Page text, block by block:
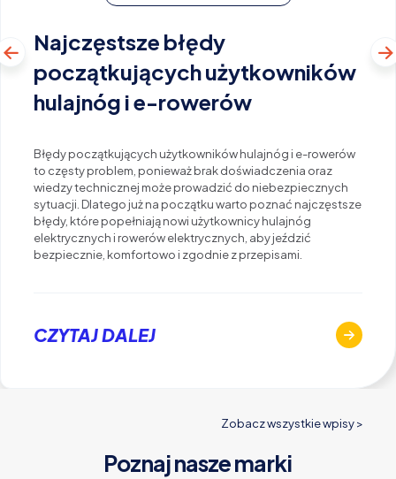
Najczęstsze błędy
początkujących użytkowników
hulajnóg i e-rowerów
Błędy początkujących użytkowników hulajnóg i e-rowerów
to częsty problem, ponieważ brak doświadczenia oraz
wiedzy technicznej może prowadzić do niebezpiecznych
sytuacji. Dlatego już na początku warto poznać najczęstsze
błędy, które popełniają nowi użytkownicy hulajnóg
elektrycznych i rowerów elektrycznych, aby jeździć
bezpiecznie, komfortowo i zgodnie z przepisami.
CZYTAJ DALEJ
Zobacz wszystkie wpisy >
Poznaj nasze marki